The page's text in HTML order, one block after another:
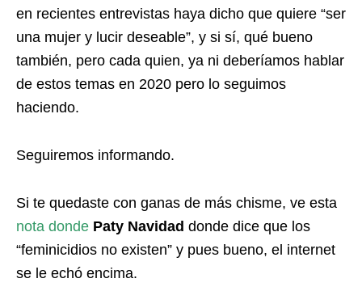
en recientes entrevistas haya dicho que quiere “ser
una mujer y lucir deseable”, y si sí, qué bueno
también, pero cada quien, ya ni deberíamos hablar
de estos temas en 2020 pero lo seguimos
haciendo.
Seguiremos informando.
Si te quedaste con ganas de más chisme, ve esta
nota donde Paty Navidad donde dice que los
“feminicidios no existen” y pues bueno, el internet
se le echó encima.